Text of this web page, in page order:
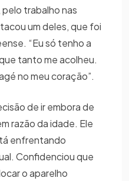
trabalho nas
um deles, que foi
“Eu só tenho a
tanto me acolheu.
no meu coração”.
de ir embora de
razão da idade. Ele
enfrentando
Confidenciou que
o aparelho